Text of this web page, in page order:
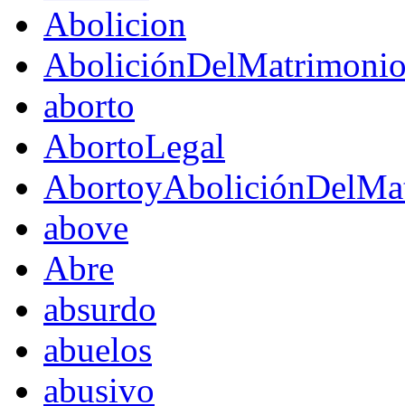
Abolicion
aborto
AbortoLegal
above
Abre
absurdo
abuelos
abusivo